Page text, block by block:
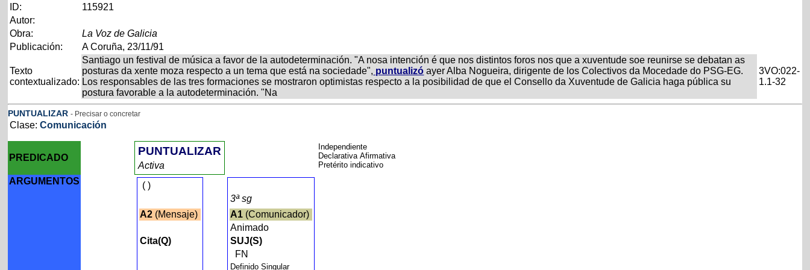
ID:
115921
Autor:
Obra:
La Voz de Galicia
Publicación:
A Coruña, 23/11/91
Texto
contextualizado:
Santiago un festival de música a favor de la autodeterminación. "A nosa intención é que nos distintos foros nos que a xuventude soe reunirse se debatan as
posturas da xente moza respecto a un tema que está na sociedade", puntualizó ayer Alba Nogueira, dirigente de los Colectivos da Mocedade do PSG-EG.
Los responsables de las tres formaciones se mostraron optimistas respecto a la posibilidad de que el Consello da Xuventude de Galicia haga pública su
postura favorable a la autodeterminación. "Na
3VO:022-
1.1-32
PUNTUALIZAR - Precisar o concretar
Clase:Comunicación
PREDICADO
PUNTUALIZAR
Activa
Independiente
Declarativa Afirmativa
Pretérito indicativo
ARGUMENTOS ( )
A2 (Mensaje)
Cita(Q)
3ª sg
A1 (Comunicador)
Animado
SUJ(S)
FN
Definido Singular